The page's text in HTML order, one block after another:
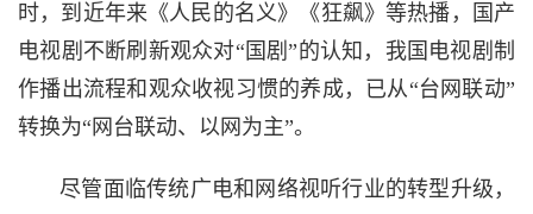
时，到近年来《人民的名义》《狂飙》等热播，国产
电视剧不断刷新观众对“国剧”的认知，我国电视剧制
作播出流程和观众收视习惯的养成，已从“台网联动”
转换为“网台联动、以网为主”。
尽管面临传统广电和网络视听行业的转型升级，